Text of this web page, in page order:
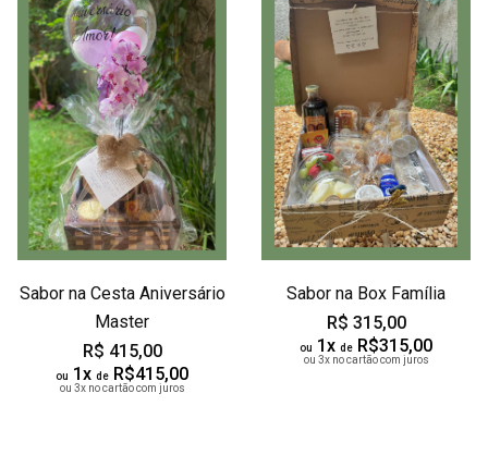
Sabor na Cesta Aniversário
Master
R$ 415,00
ou 1x de R$415,00
ou 3x no cartão com juros
Sabor na Box Família
R$ 315,00
ou 1x de R$315,00
ou 3x no cartão com juros